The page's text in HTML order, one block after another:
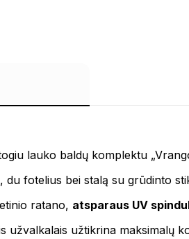
lauko baldų komplektu
du fotelius bei stalą su grūdinto
ratano, atsparaus UV
užvalkalais užtikrina maksimalų